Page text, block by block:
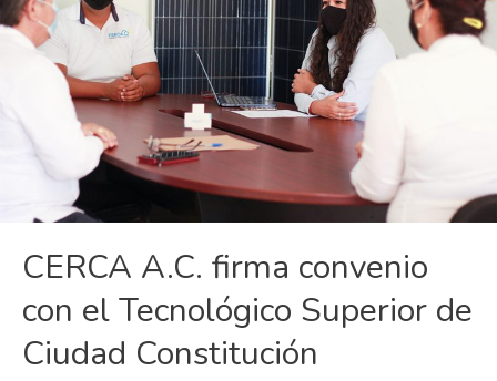
cambio
climático
CERCA A.C. firma convenio
con el Tecnológico Superior de
Ciudad Constitución